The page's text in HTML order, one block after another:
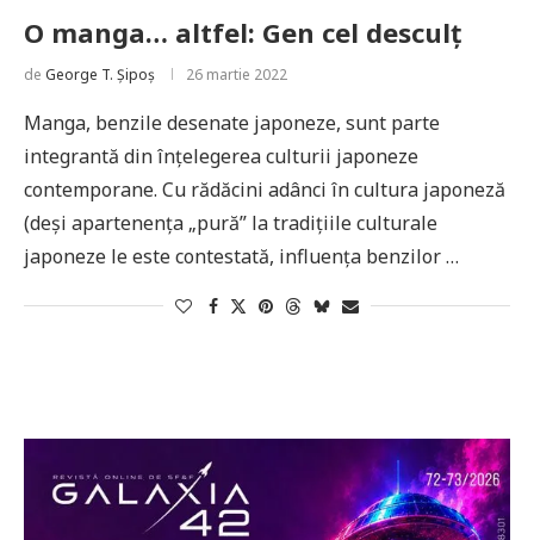
O manga… altfel: Gen cel desculț
de George T. Șipoș 26 martie 2022
Manga, benzile desenate japoneze, sunt parte
integrantă din înţelegerea culturii japoneze
contemporane. Cu rădăcini adânci în cultura japoneză
(deşi apartenenţa „pură” la tradiţiile culturale
japoneze le este contestată, influenţa benzilor …